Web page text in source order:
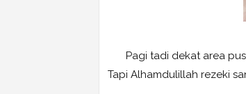
Pagi tadi dekat area
Tapi Alhamdulillah rezeki